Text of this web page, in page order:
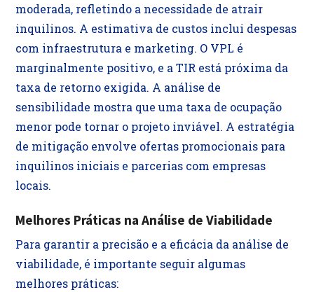
moderada, refletindo a necessidade de atrair
inquilinos. A estimativa de custos inclui despesas
com infraestrutura e marketing. O VPL é
marginalmente positivo, e a TIR está próxima da
taxa de retorno exigida. A análise de
sensibilidade mostra que uma taxa de ocupação
menor pode tornar o projeto inviável. A estratégia
de mitigação envolve ofertas promocionais para
inquilinos iniciais e parcerias com empresas
locais.
Melhores Práticas na Análise de Viabilidade
Para garantir a precisão e a eficácia da análise de
viabilidade, é importante seguir algumas
melhores práticas: